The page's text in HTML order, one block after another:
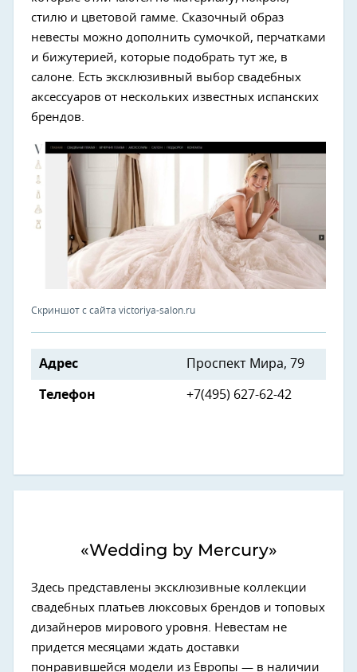
стилю и цветовой гамме. Сказочный образ
невесты можно дополнить сумочкой, перчатками
и бижутерией, которые подобрать тут же, в
салоне. Есть эксклюзивный выбор свадебных
аксессуаров от нескольких известных испанских
брендов.
Скриншот с сайта victoriya-salon.ru
Адрес Проспект Мира, 79
Телефон +7(495) 627-62-42
«Wedding by Mercury»
Здесь представлены эксклюзивные коллекции
свадебных платьев люксовых брендов и топовых
дизайнеров мирового уровня. Невестам не
придется месяцами ждать доставки
понравившейся модели из Европы — в наличии